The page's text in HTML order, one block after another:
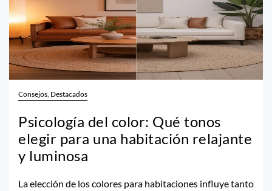
Consejos, Destacados
Psicología del color: Qué tonos
elegir para una habitación relajante
y luminosa
La elección de los colores para habitaciones influye tanto